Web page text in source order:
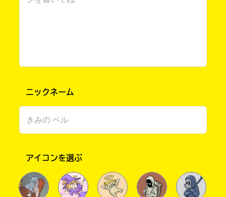
書店に届いた
ニックネーム
アイコンを選ぶ